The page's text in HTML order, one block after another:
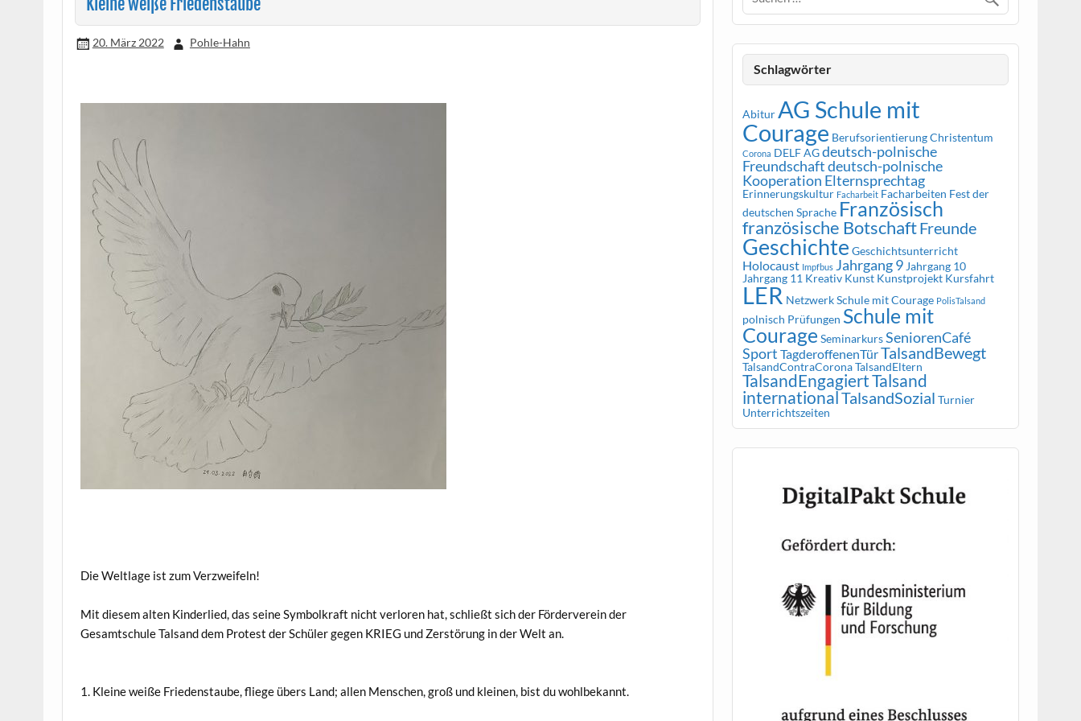
20. März 2022 Pohle-Hahn
Die Weltlage ist zum Verzweifeln!
Mit diesem alten Kinderlied, das seine Symbolkraft nicht verloren hat, schließt sich der Förderverein der
Gesamtschule Talsand dem Protest der Schüler gegen KRIEG und Zerstörung in der Welt an.
1. Kleine weiße Friedenstaube, fliege übers Land; allen Menschen, groß und kleinen, bist du wohlbekannt.
Schlagwörter
AbiturAG Schule mit
Courage BerufsorientierungChristentum
Corona DELF AGdeutsch-polnische
Freundschaftdeutsch-polnische
Kooperation Elternsprechtag
Erinnerungskultur Facharbeit Facharbeiten Fest der
deutschen Sprache Französisch
französische BotschaftFreunde
Geschichte Geschichtsunterricht
Holocaust Impfbus Jahrgang 9 Jahrgang 10
Jahrgang 11 Kreativ Kunst Kunstprojekt Kursfahrt
LER Netzwerk Schule mit Courage PolisTalsand
polnisch Prüfungen Schule mit
Courage SeminarkursSeniorenCafé
Sport TagderoffenenTürTalsandBewegt
TalsandContraCoronaTalsandEltern
TalsandEngagiertTalsand
internationalTalsandSozial Turnier
Unterrichtszeiten